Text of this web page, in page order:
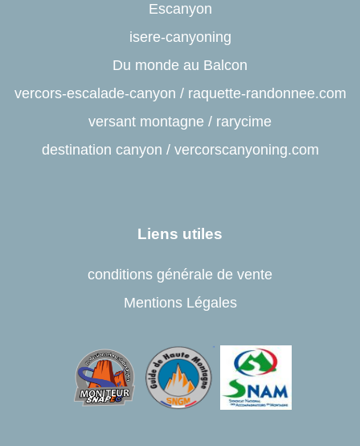
Escanyon
isere-canyoning
Du monde au Balcon
vercors-escalade-canyon / raquette-randonnee.com
versant montagne / rarycime
destination canyon / vercorscanyoning.com
Liens utiles
conditions générale de vente
Mentions Légales